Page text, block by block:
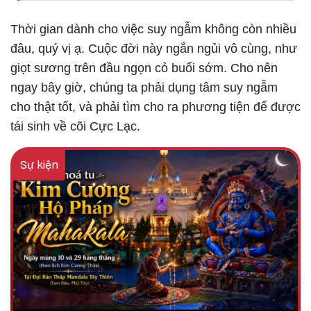
Thời gian dành cho việc suy ngẫm không còn nhiều
đâu, quý vị ạ. Cuộc đời này ngắn ngủi vô cùng, như
giọt sương trên đầu ngọn cỏ buổi sớm. Cho nên
ngay bây giờ, chúng ta phải dụng tâm suy ngẫm
cho thật tốt, và phải tìm cho ra phương tiện để được
tái sinh về cõi Cực Lạc.
Sự kiện